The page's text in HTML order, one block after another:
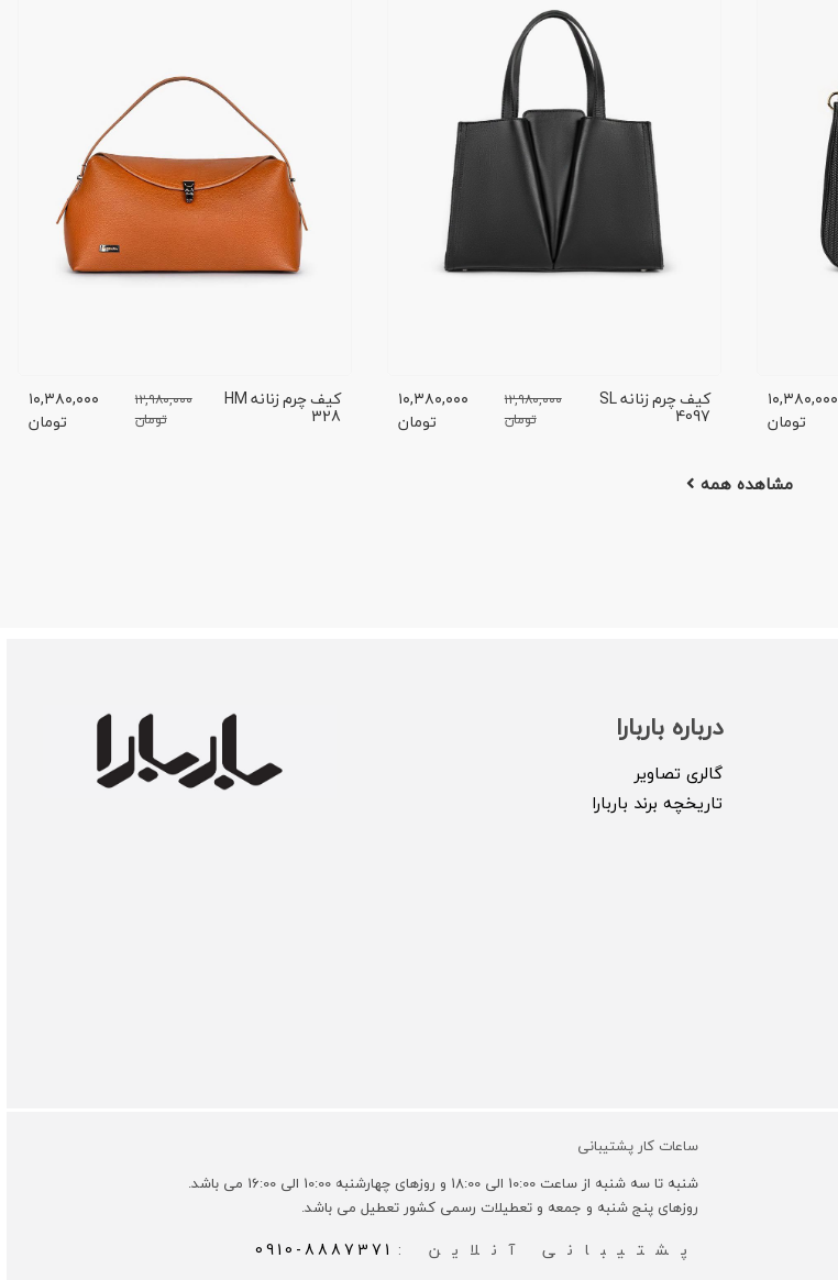
۱۰,۳۸۰,۰۰۰
تومان
کیف چرم زنانه SL
4097
۱۲,۹۸۰,۰۰۰
تومان
۱۰,۳۸۰,۰۰۰
تومان
کیف چرم زنانه HM
328
۱۲,۹۸۰,۰۰۰
تومان
۱۰,۳۸۰,۰۰۰
تومان
مشاهده همه
درباره باربارا
گالری تصاویر
تاریخچه برند باربارا
ساعات کار پشتیبانی
شنبه تا سه شنبه از ساعت 10:00 الی 18:00 و روزهای چهارشنبه 10:00 الی 16:00 می باشد.
روزهای پنج شنبه و جمعه و تعطیلات رسمی کشور تعطیل می باشد.
پشتیبانی آنلاین : 0910-8887371